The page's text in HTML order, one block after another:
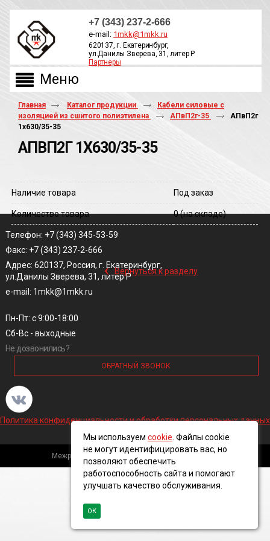
+7 (343) 237-2-666
e-mail: 1mkk@1mkk.ru
620137, г. Екатеринбург,
ул.Данилы Зверева, 31, литер Р
Партнеры
Главная Каталог продукции
Кабели силовые с
изоляцией из сшитого полиэтилена
АПвП2г-35
АПвП2г
1х630/35-35
АПВП2Г 1Х630/35-35
Наличие товара Под заказ
Количество товара 0(на складе)
‹ Вернуться к разделу
Телефон: +7 (343) 345-53-59
Факс: +7 (343) 237-2-666
Адрес: 620137, Россия, г. Екатеринбург,
ул.Данилы Зверева, 31, литер Р
e-mail: 1mkk@1mkk.ru
Пн-Пт: с 9:00-18:00
Сб-Вс - выходные
Не дозвонились?
ОБРАТНЫЙ ЗВОНОК
Политика конфиденциальности и обработки персональных данных
Межрегиональная кабельная компания, 2016 ©
Мы используем cookie . Файлы cookie
не могут идентифицировать вас, но
позволяют обеспечить
работоспособность сайта и помогают
улучшать качество обслуживания.
ОК